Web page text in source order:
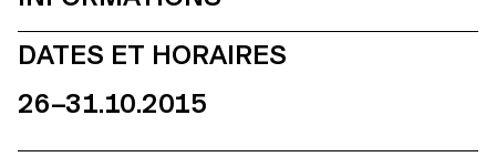
DATES ET HORAIRES
26–31.10.2015